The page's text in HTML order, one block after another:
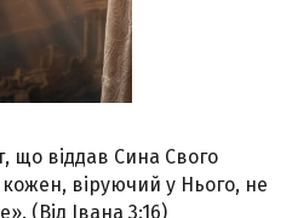
що віддав Сина Свого
віруючий у Нього, не
(Від Івана 3:16)